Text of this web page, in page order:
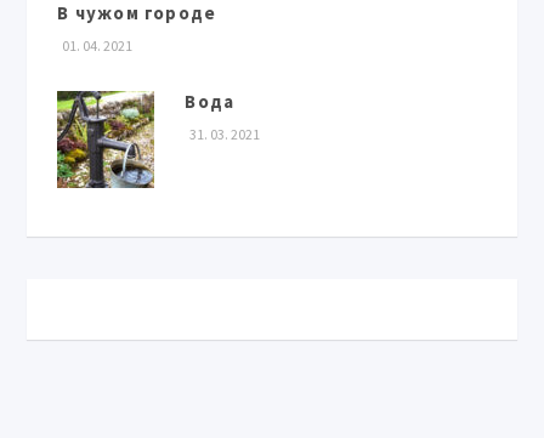
В чужом городе
01. 04. 2021
Вода
31. 03. 2021